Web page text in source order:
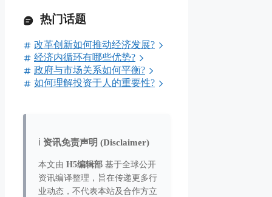
热门话题
改革创新如何推动经济发展?
经济内循环有哪些优势?
政府与市场关系如何平衡?
如何理解投资于人的重要性?
ℹ️ 资讯免责声明 (Disclaimer)
本文由 H5编辑部 基于全球公开
资讯编译整理，旨在传递更多行
业动态，不代表本站及合作方立